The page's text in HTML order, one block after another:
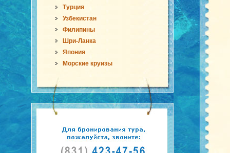
Турция
Узбекистан
Филипины
Шри-Ланка
Япония
Морские круизы